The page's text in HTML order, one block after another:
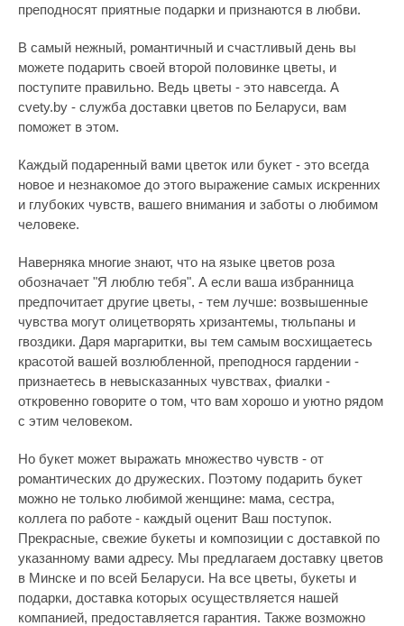
преподносят приятные подарки и признаются в любви.
В самый нежный, романтичный и счастливый день вы
можете подарить своей второй половинке цветы, и
поступите правильно. Ведь цветы - это навсегда. А
cvety.by - служба доставки цветов по Беларуси, вам
поможет в этом.
Каждый подаренный вами цветок или букет - это всегда
новое и незнакомое до этого выражение самых искренних
и глубоких чувств, вашего внимания и заботы о любимом
человеке.
Наверняка многие знают, что на языке цветов роза
обозначает "Я люблю тебя". А если ваша избранница
предпочитает другие цветы, - тем лучше: возвышенные
чувства могут олицетворять хризантемы, тюльпаны и
гвоздики. Даря маргаритки, вы тем самым восхищаетесь
красотой вашей возлюбленной, преподнося гардении -
признаетесь в невысказанных чувствах, фиалки -
откровенно говорите о том, что вам хорошо и уютно рядом
с этим человеком.
Но букет может выражать множество чувств - от
романтических до дружеских. Поэтому подарить букет
можно не только любимой женщине: мама, сестра,
коллега по работе - каждый оценит Ваш поступок.
Прекрасные, свежие букеты и композиции с доставкой по
указанному вами адресу. Мы предлагаем доставку цветов
в Минске и по всей Беларуси. На все цветы, букеты и
подарки, доставка которых осуществляется нашей
компанией, предоставляется гарантия. Также возможно